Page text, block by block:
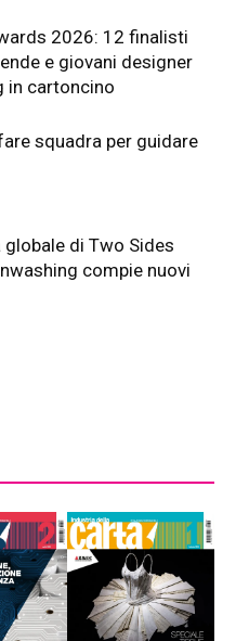
2026: 12 finalisti
e giovani designer
in cartoncino
squadra per guidare
globale di Two Sides
compie nuovi